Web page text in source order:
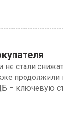
не стали
продолжили
– ключевую